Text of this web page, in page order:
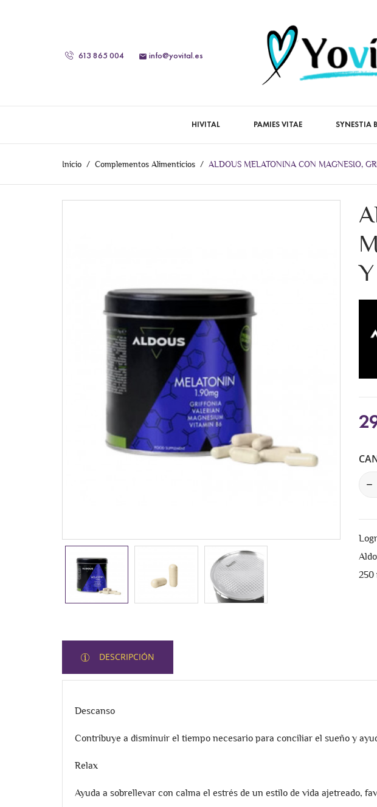
613 865 004  info@yovital.es
HIVITAL PAMIES VITAE SYNESTIA
Inicio Complementos Alimenticios ALDOUS MELATONINA CON MAGNESIO,
250
DESCRIPCIÓN
Descanso
Contribuye a disminuir el tiempo necesario para conciliar el sueño y
Relax
Ayuda a sobrellevar con calma el estrés de un estilo de vida ajetreado,